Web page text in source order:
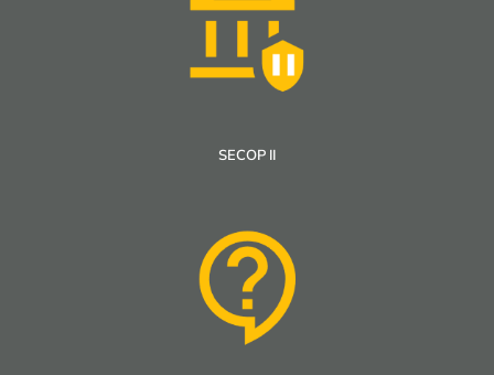
SECOP II